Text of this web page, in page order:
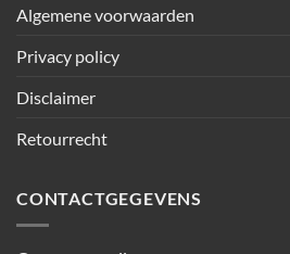
Algemene voorwaarden
Privacy policy
Disclaimer
Retourrecht
CONTACTGEGEVENS